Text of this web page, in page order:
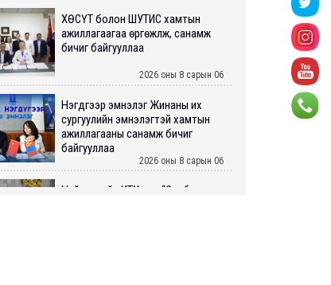
ХӨСҮТ болон ШУТИС хамтын
ажиллагаагаа өргөжүүлж, санамж
бичиг байгууллаа
2026 оны 8 сарын 06
Нэгдүгээр эмнэлэг Жинаны их
сургуулийн эмнэлэгтэй хамтын
ажиллагааны санамж бичиг
байгууллаа
2026 оны 8 сарын 06
Нийслэлийн ИТХ-аар “Сэлбэ